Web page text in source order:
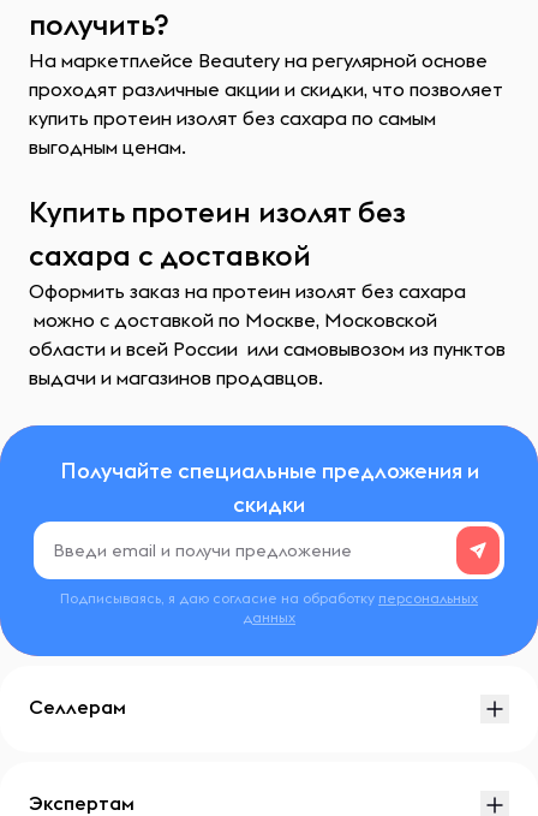
получить?
На маркетплейсе Beautery на регулярной основе
проходят различные акции и скидки, что позволяет
купить протеин изолят без сахара по самым
выгодным ценам.
Купить протеин изолят без
сахара с доставкой
Оформить заказ на протеин изолят без сахара
можно с доставкой по Москве, Московской
области и всей России или самовывозом из пунктов
выдачи и магазинов продавцов.
Получайте специальные предложения и
скидки
Подписываясь, я даю согласие на обработку персональных
данных
Селлерам
Экспертам